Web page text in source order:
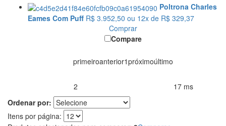
Poltrona Charles
Eames Com Puff R$ 3.952,50 ou 12x de R$ 329,37
Comprar
Compare
primeiroanterior1próximoúltimo
2
17 ms
Ordenar por:
Itens por página: